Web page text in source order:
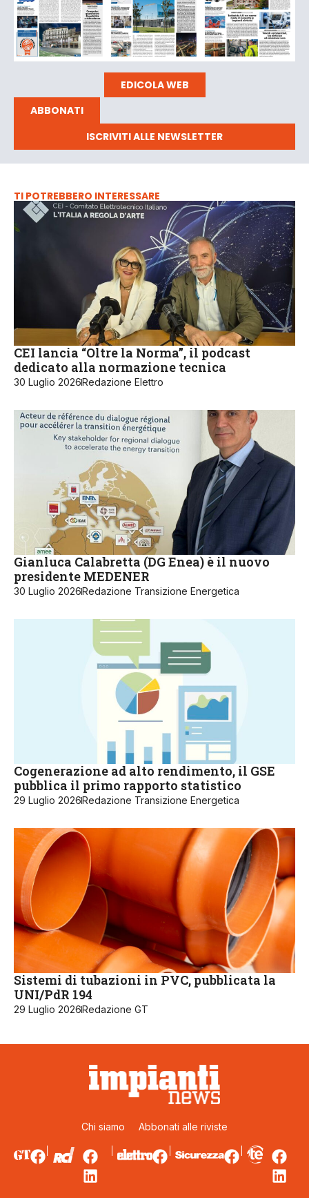
EDICOLA WEB
ABBONATI
ISCRIVITI ALLE NEWSLETTER
TI POTREBBERO INTERESSARE
CEI lancia “Oltre la Norma”, il podcast
dedicato alla normazione tecnica
30 Luglio 2026Redazione Elettro
Gianluca Calabretta (DG Enea) è il nuovo
presidente MEDENER
30 Luglio 2026Redazione Transizione Energetica
Cogenerazione ad alto rendimento, il GSE
pubblica il primo rapporto statistico
29 Luglio 2026Redazione Transizione Energetica
Sistemi di tubazioni in PVC, pubblicata la
UNI/PdR 194
29 Luglio 2026Redazione GT
Chi siamo Abbonati alle riviste